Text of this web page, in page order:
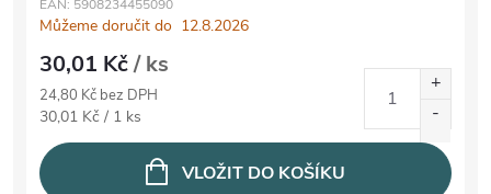
EAN: 5908234455090
Můžeme doručit do 12.8.2026
30,01 Kč/ ks
24,80 Kč bez DPH
Měrná cena:
30,01 Kč / 1 ks
VLOŽIT DO KOŠÍKU